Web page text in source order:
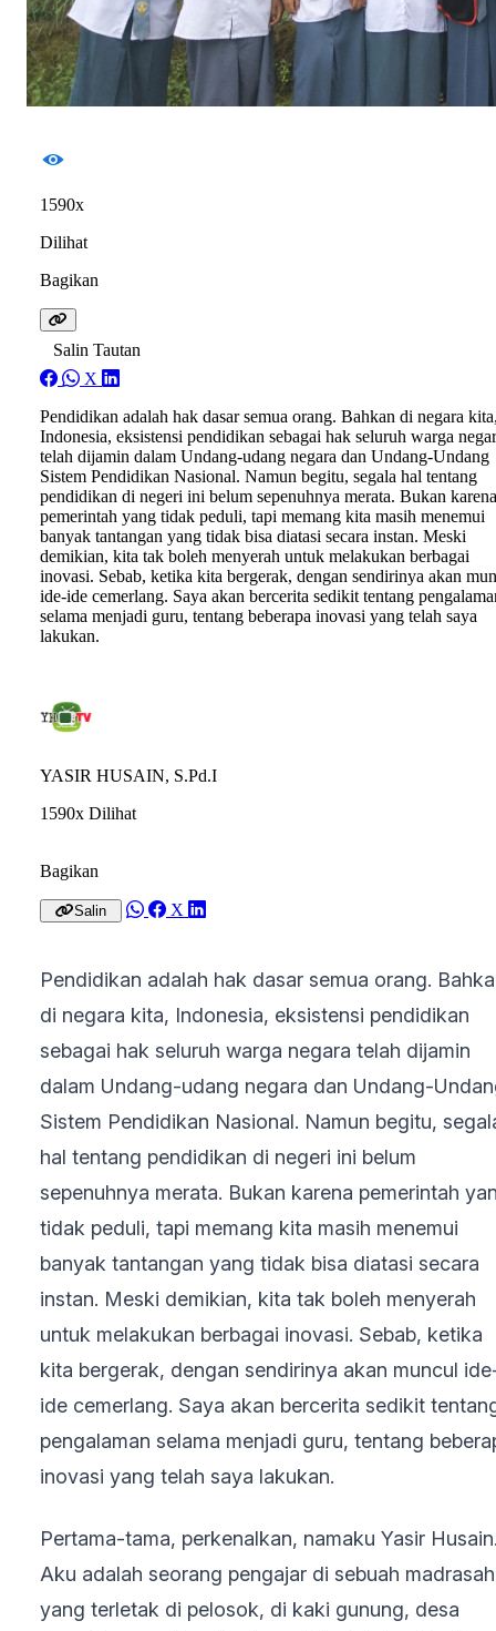
1590x
Dilihat
Bagikan
Salin Tautan
X
Pendidikan adalah hak dasar semua orang. Bahkan di negara
Indonesia, eksistensi pendidikan sebagai hak seluruh warga
telah dijamin dalam Undang-udang negara dan Undang-Undang
Sistem Pendidikan Nasional. Namun begitu, segala hal tentang
pendidikan di negeri ini belum sepenuhnya merata. Bukan karena
pemerintah yang tidak peduli, tapi memang kita masih menemui
banyak tantangan yang tidak bisa diatasi secara instan. Meski
demikian, kita tak boleh menyerah untuk melakukan berbagai
inovasi. Sebab, ketika kita bergerak, dengan sendirinya akan
ide-ide cemerlang. Saya akan bercerita sedikit tentang
selama menjadi guru, tentang beberapa inovasi yang telah saya
lakukan.
YASIR HUSAIN, S.Pd.I
1590x Dilihat
Bagikan
Salin X
Pendidikan adalah hak dasar semua orang.
di negara kita, Indonesia, eksistensi pendidikan
sebagai hak seluruh warga negara telah dijamin
dalam Undang-udang negara dan Undang-
Sistem Pendidikan Nasional. Namun begitu,
hal tentang pendidikan di negeri ini belum
sepenuhnya merata. Bukan karena pemerintah
tidak peduli, tapi memang kita masih menemui
banyak tantangan yang tidak bisa diatasi secara
instan. Meski demikian, kita tak boleh menyerah
untuk melakukan berbagai inovasi. Sebab, ketika
kita bergerak, dengan sendirinya akan muncul
ide cemerlang. Saya akan bercerita sedikit
pengalaman selama menjadi guru, tentang
inovasi yang telah saya lakukan.
Pertama-tama, perkenalkan, namaku Yasir
Aku adalah seorang pengajar di sebuah madrasah
yang terletak di pelosok, di kaki gunung, desa